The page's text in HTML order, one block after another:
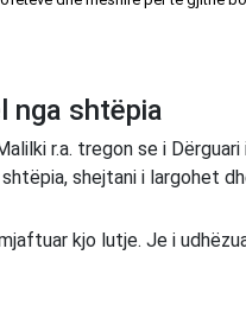
nga shtëpia
r.a. tregon se i
shejtani i largohet
kjo lutje. Je i